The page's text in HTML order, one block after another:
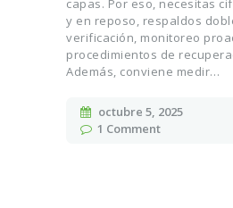
capas. Por eso, necesitas
y en reposo, respaldos
verificación, monitoreo
procedimientos de
Además, conviene medir…
octubre 5, 2025
1 Comment